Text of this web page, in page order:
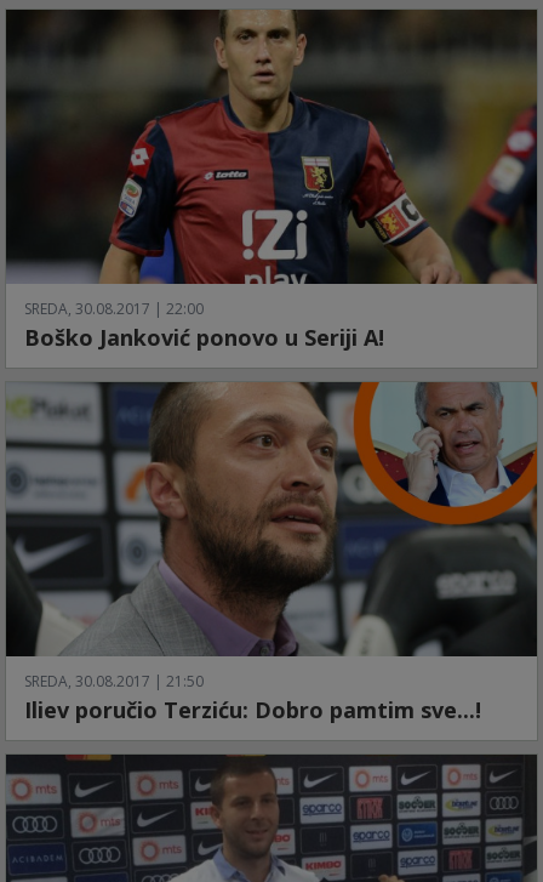
SREDA, 30.08.2017 | 22:00
Boško Janković ponovo u Seriji A!
SREDA, 30.08.2017 | 21:50
Iliev poručio Terziću: Dobro pamtim sve...!